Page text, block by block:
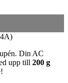
Din AC
upp till 200 g